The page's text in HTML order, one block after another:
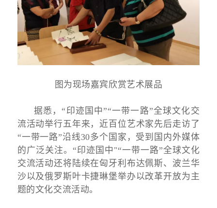
图为现场嘉宾欣赏艺术展品
据悉，“印迹国中”“一带一路”全球文化交
流活动举行五年来，近百位艺术家先后走访了
“一带一路”沿线30多个国家，受到国内外媒体
的广泛关注。“印迹国中"“一带一路”全球文化
交流活动还将陆续在匈牙利布达佩斯、波兰华
沙以及俄罗斯叶卡捷琳堡举办以改革开放为主
题的文化交流活动。